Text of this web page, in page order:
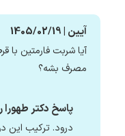
آیین | 1405/02/19
آیا شربت فارمتین
مصرف بشه؟
پاسخ دکتر طهورا
درود. ترکیب این